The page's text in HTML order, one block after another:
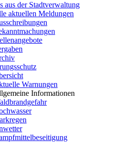
aus der Stadtverwaltung
aktuellen Meldungen
Warnungen
Informationen